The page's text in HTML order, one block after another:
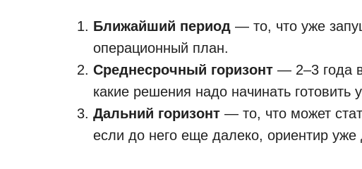
Ближайший период — то, что уже
операционный план.
Среднесрочный горизонт — 2–3 года
какие решения надо начинать готовить
Дальний горизонт — то, что может
если до него еще далеко, ориентир